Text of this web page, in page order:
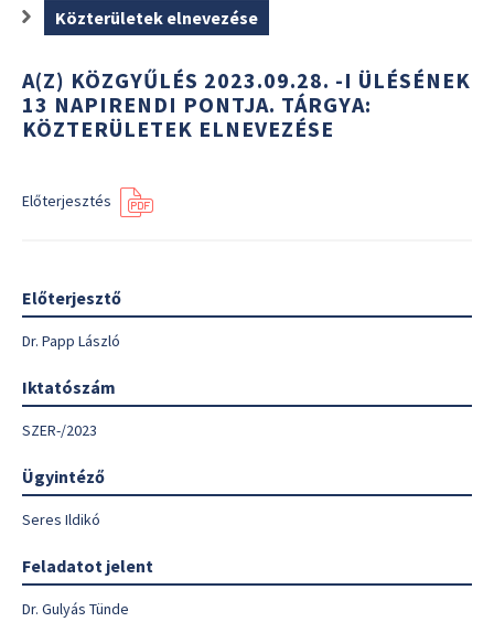
Közterületek elnevezése
A(Z) KÖZGYŰLÉS 2023.09.28. -I ÜLÉSÉNEK
13 NAPIRENDI PONTJA. TÁRGYA:
KÖZTERÜLETEK ELNEVEZÉSE
Előterjesztés
Előterjesztő
Dr. Papp László
Iktatószám
SZER-/2023
Ügyintéző
Seres Ildikó
Feladatot jelent
Dr. Gulyás Tünde